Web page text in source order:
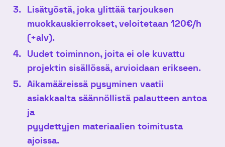
Lisätyöstä, joka ylittää tarjouksen
muokkauskierrokset, veloitetaan 120€/h
(+alv).
Uudet toiminnon, joita ei ole kuvattu
projektin sisällössä, arvioidaan erikseen.
Aikamääreissä pysyminen vaatii
asiakkaalta säännöllistä palautteen antoa
ja
pyydettyjen materiaalien toimitusta
ajoissa.